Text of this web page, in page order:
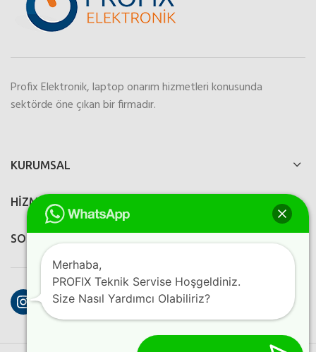
Profix Elektronik, laptop onarım hizmetleri konusunda
sektörde öne çıkan bir firmadır.
KURUMSAL
HİZMETLERİMİZ
SOSYAL MEDYA
Instagram
Facebook
YouTube
Merhaba,
PROFIX Teknik Servise Hoşgeldiniz.
Size Nasıl Yardımcı Olabiliriz?